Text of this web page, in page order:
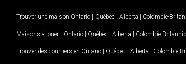
Trouver une maison Ontario | Québec | Alberta | Colombie-
Maisons à louer - Ontario | Québec | Alberta | Colombie-
Trouver des courtiers en Ontario | Québec | Alberta | Colombie-